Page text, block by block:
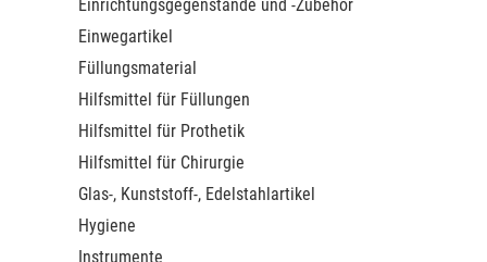
Einrichtungsgegenstände und -Zubehör
Einwegartikel
Füllungsmaterial
Hilfsmittel für Füllungen
Hilfsmittel für Prothetik
Hilfsmittel für Chirurgie
Glas-, Kunststoff-, Edelstahlartikel
Hygiene
Instrumente